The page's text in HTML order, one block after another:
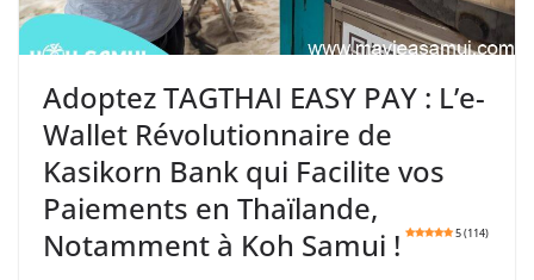
Adoptez TAGTHAI EASY PAY : L’e-
Wallet Révolutionnaire de
Kasikorn Bank qui Facilite vos
Paiements en Thaïlande,
Notamment à Koh Samui !
5 (114)